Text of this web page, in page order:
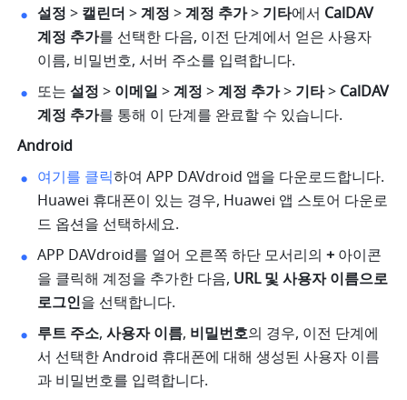
설정 > 캘린더 > 계정 > 계정 추가 > 기타에서 CalDAV
계정 추가를 선택한 다음, 이전 단계에서 얻은 사용자
이름, 비밀번호, 서버 주소를 입력합니다.
또는 설정 > 이메일 > 계정 > 계정 추가 > 기타 > CalDAV
계정 추가를 통해 이 단계를 완료할 수 있습니다.
Android
여기를 클릭하여 APP DAVdroid 앱을 다운로드합니다.
Huawei 휴대폰이 있는 경우, Huawei 앱 스토어 다운로
드 옵션을 선택하세요.
APP DAVdroid를 열어 오른쪽 하단 모서리의 + 아이콘
을 클릭해 계정을 추가한 다음, URL 및 사용자 이름으로
로그인을 선택합니다.
루트 주소, 사용자 이름, 비밀번호의 경우, 이전 단계에
서 선택한 Android 휴대폰에 대해 생성된 사용자 이름
과 비밀번호를 입력합니다.